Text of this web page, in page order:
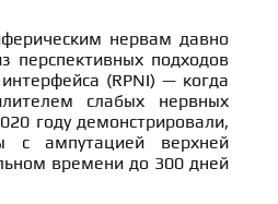
нервам давно
подходов
(RPNI) — когда
слабых нервных
году демонстрировали,
с ампутацией верхней
времени до 300 дней